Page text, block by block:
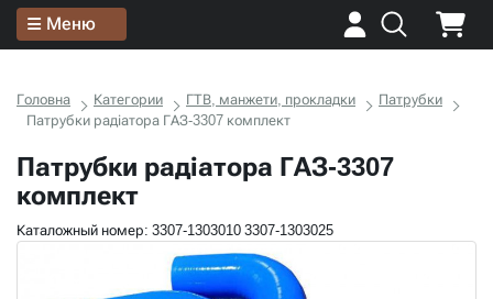
Меню
Головна Категории ГТВ, манжети, прокладки
Патрубки
Патрубки радіатора ГАЗ-3307 комплект
Патрубки радіатора ГАЗ-3307
комплект
Каталожный номер: 3307-1303010 3307-1303025